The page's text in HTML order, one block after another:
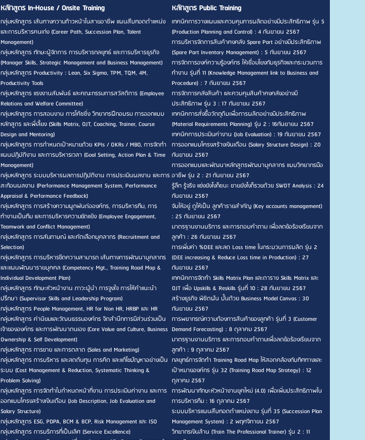
หลักสูตร In-House / Onsite Training
กลุ่มหลักสูตร เส้นทางความก้าวหน้าในสายอาชีพ แผนสืบทอดตำแหน่ง
และการบริหารคนเก่ง (Career Path, Succession Plan, Talent
Management)
กลุ่มหลักสูตร ทักษะผู้จัดการ การบริหารกลยุทธ์ และการบริหารธุรกิจ
(Manager Skills, Strategic Management and Business Management)
กลุ่มหลักสูตร Productivity : Lean, Six Sigma, TPM, TQM, 4M,
Productivity Tools
กลุ่มหลักสูตร แรงงานสัมพันธ์ และคณะกรรมการสวัสดิการ (Employee
Relations and Welfare Committee)
กลุ่มหลักสูตร การสอนงาน การโค้ชชิ่ง วิทยากรฝึกอบรม การออกแบบ
หลักสูตร และพี่เลี้ยง (Skills Matrix, OJT, Coaching, Trainer, Course
Design and Mentoring)
กลุ่มหลักสูตร การกำหนดเป้าหมายด้วย KPIs / OKRs / MBO, การจัดทำ
แผนปฏิบัติงาน และการบริหารเวลา (Goal Setting, Action Plan & Time
Management)
กลุ่มหลักสูตร ระบบบริหารผลการปฏิบัติงาน การประเมินผลงาน และการ
สะท้อนผลงาน (Performance Management System, Performance
Appraisal & Performance Feedback)
กลุ่มหลักสูตร การสร้างความผูกพันต่อองค์กร, การบริหารทีม, การ
ทำงานเป็นทีม และการบริหารความขัดแย้ง (Employee Engagement,
Teamwork and Conflict Management)
กลุ่มหลักสูตร การสัมภาษณ์ และคัดเลือกบุคลากร (Recruitment and
Selection)
กลุ่มหลักสูตร การบริหารขีดความสามารถ เส้นทางการพัฒนาบุคลากร
และแผนพัฒนารายบุคคล (Competency Mgt., Training Road Map &
Individual Development Plan)
กลุ่มหลักสูตร ทักษะหัวหน้างาน ภาวะผู้นำ การจูงใจ การให้คำแนะนำ
ปรึกษา (Supervisor Skills and Leadership Program)
กลุ่มหลักสูตร People Management, HR for Non HR, HRBP และ HR
กลุ่มหลักสูตร ค่านิยมและวัฒนธรรมองค์กร จิตสำนึกการมีส่วนร่วมเป็น
เจ้าขององค์กร และการพัฒนาตนเอง (Core Value and Culture, Business
Ownership & Self Development)
กลุ่มหลักสูตร การขาย และการตลาด (Sales and Marketing)
กลุ่มหลักสูตร การบริหาร และลดต้นทุน การคิด และแก้ไขปัญหาอย่างเป็น
ระบบ (Cost Management & Reduction, Systematic Thinking &
Problem Solving)
กลุ่มหลักสูตร การจัดทำใบกำหนดหน้าที่งาน การประเมินค่างาน และการ
ออกแบบโครงสร้างเงินเดือน (Job Description, Job Evaluation and
Salary Structure)
กลุ่มหลักสูตร ESG, PDPA, BCM & BCP, Risk Management และ ISO
กลุ่มหลักสูตร การบริการที่เป็นเลิศ (Service Excellence)
หลักสูตร Public Training
เทคนิคการวางแผนและควบคุมการผลิตอย่างมีประสิทธิภาพ รุ่น 5
(Production Planning and Control) : 4 กันยายน 2567
การบริหารจัดการสินค้าคงคลัง Spare Part อย่างมีประสิทธิภาพ
(Spare Part Inventory Management) : 5 กันยายน 2567
การจัดการองค์ความรู้องค์กร ให้เชื่อมโยงกับธุรกิจและกระบวนการ
ทำงาน รุ่นที่ 11 (Knowledge Management link to Business and
Procedure) : 7 กันยายน 2567
การจัดการคลังสินค้า และควบคุมสินค้าคงคลังอย่างมี
ประสิทธิภาพ รุ่น 3 : 17 กันยายน 2567
เทคนิคการสั่งซื้อวัตถุดิบเพื่อการผลิตอย่างมีประสิทธิภาพ
(Material Requirements Planning) รุ่น 2 : 16กันยายน 2567
เทคนิคการประเมินค่างาน (Job Evaluation) : 19 กันยายน 2567
การออกแบบโครงสร้างเงินเดือน (Salary Structure Design) : 20
กันยายน 2567
การออกแบบและพัฒนาหลักสูตรพัฒนาบุคลากร แบบวิทยากรมือ
อาชีพ รุ่น 2 : 21 กันยายน 2567
รู้ลึก รู้จริง แข่งยังไงก็ชนะ ขายยังไงก็รวยด้วย SWOT Analysis : 24
กันยายน 2567
จับให้อยู่ ดูให้เป็น ลูกค้ารายสำคัญ (Key accounts management)
: 25 กันยายน 2567
มาตรฐานงานบริการ และการตอบคำถาม เพื่อลดข้อร้องเรียนจาก
ลูกค้า : 26 กันยายน 2567
การเพิ่มค่า %OEE และลด Loss time ในกระบวนการผลิต รุ่น 2
(OEE increasing & Reduce Loss time in Production) : 27
กันยายน 2567
เทคนิคการจัดทำ Skills Matrix Plan และตาราง Skills Matrix และ
OJT เพื่อ Upskills & Reskills รุ่นที่ 10 : 28 กันยายน 2567
สร้างธุรกิจ พิชิตฝัน ปั้นด้วย Business Model Canvas : 30
กันยายน 2567
การพยากรณ์ความต้องการสินค้าของลูกค้า รุ่นที่ 3 (Customer
Demand Forecasting) : 8 ตุลาคม 2567
มาตรฐานงานบริการ และการตอบคำถามเพื่อลดข้อร้องเรียนจาก
ลูกค้า : 9 ตุลาคม 2567
กลยุทธ์การจัดทำ Training Road Map ให้สอดคล้องกับทิศทางและ
เป้าหมายองค์กร รุ่น 32 (Training Road Map Strategy) : 12
ตุลาคม 2567
การพัฒนาทักษะหัวหน้างานยุคใหม่ (4.0) เพื่อเพิ่มประสิทธิภาพใน
การบริหารทีม : 16 ตุลาคม 2567
ระบบบริหารแผนสืบทอดตำแหน่งงาน รุ่นที่ 35 (Succession Plan
Management System) : 2 พฤศจิกายน 2567
วิทยากรเงินล้าน (Train The Professional Trainer) รุ่น 2 : 11